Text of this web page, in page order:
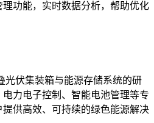
功能，实时数据分析，帮助优化
光伏集装箱与能源存储系统的研
力电子控制、智能电池管理等专
供高效、可持续的绿色能源解决